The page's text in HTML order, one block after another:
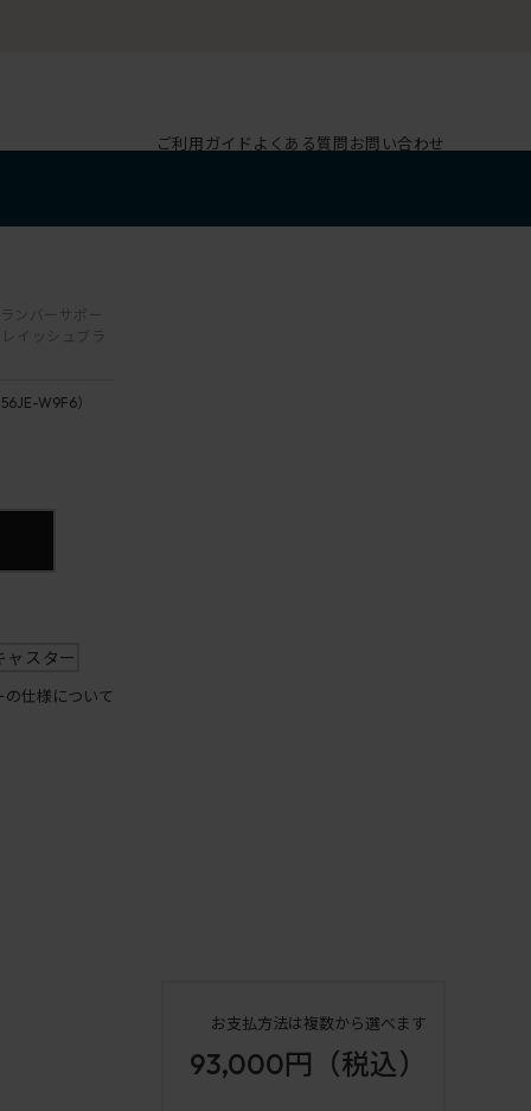
ご利用ガイド よくある質問お問い合わせ
ンバーサポー
イッシュブラ
W9F6）
ャスター
の仕様について
お支払方法は複数から選べます
93,000円 （税込）